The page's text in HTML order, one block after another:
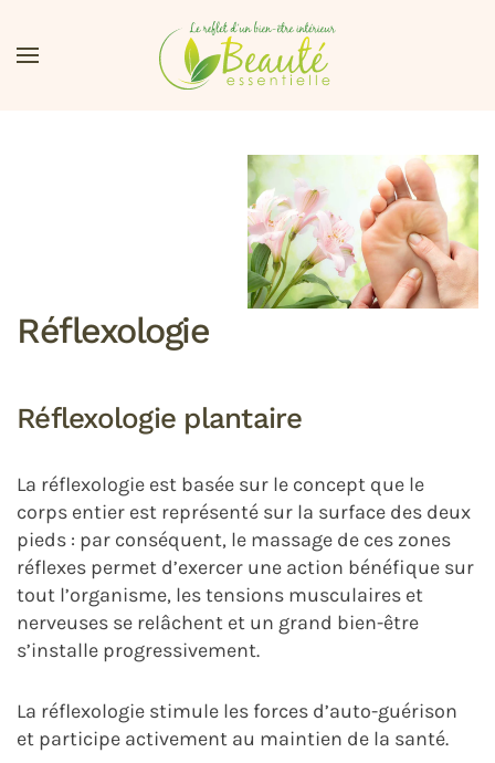
Accéder au contenu principal
Réflexologie
Réflexologie plantaire
La réflexologie est basée sur le concept que le
corps entier est représenté sur la surface des deux
pieds : par conséquent, le massage de ces zones
réflexes permet d’exercer une action bénéfique sur
tout l’organisme, les tensions musculaires et
nerveuses se relâchent et un grand bien-être
s’installe progressivement.
La réflexologie stimule les forces d’auto-guérison
et participe activement au maintien de la santé.